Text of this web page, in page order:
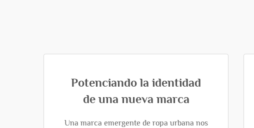
Potenciando la identidad
de una nueva marca
Una marca emergente de ropa urbana nos